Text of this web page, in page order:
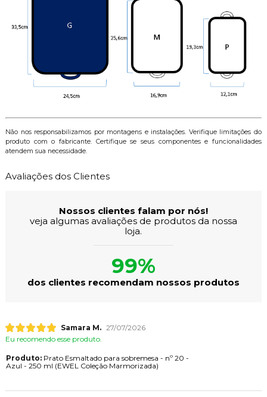
Não nos responsabilizamos por montagens e instalações. Verifique limitações do
produto com o fabricante. Certifique se seus componentes e funcionalidades
atendem sua necessidade.
Avaliações dos Clientes
Nossos clientes falam por nós!
veja algumas avaliações de produtos da nossa
loja.
99%
dos clientes recomendam nossos produtos
Samara M. 27/07/2026
Eu recomendo esse produto.
Produto:Prato Esmaltado para sobremesa - nº 20 -
Azul - 250 ml (EWEL Coleção Marmorizada)